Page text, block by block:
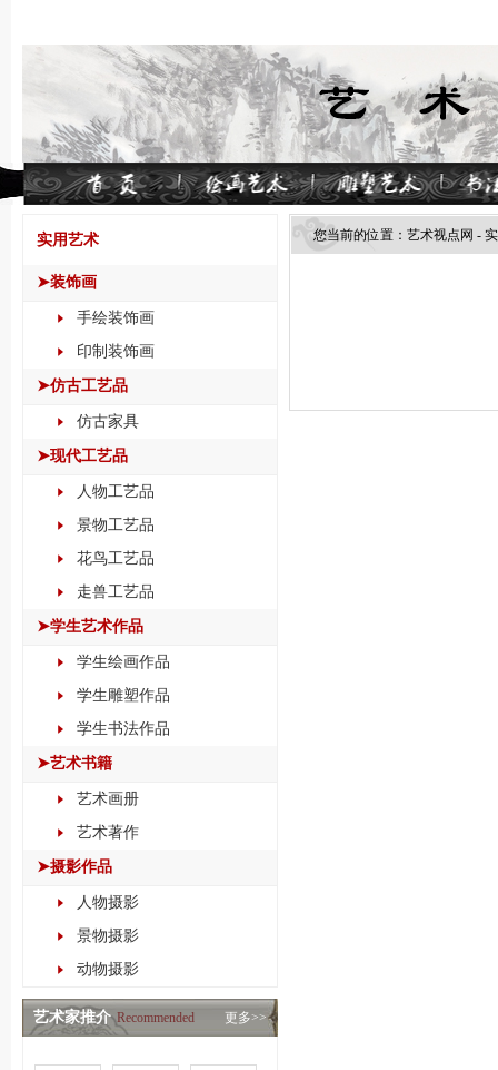
实用艺术
➤装饰画
手绘装饰画
印制装饰画
➤仿古工艺品
仿古家具
➤现代工艺品
人物工艺品
景物工艺品
花鸟工艺品
走兽工艺品
➤学生艺术作品
学生绘画作品
学生雕塑作品
学生书法作品
➤艺术书籍
艺术画册
艺术著作
➤摄影作品
人物摄影
景物摄影
动物摄影
艺术家推介 Recommended 更多>>
您当前的位置： 艺术视点网 -